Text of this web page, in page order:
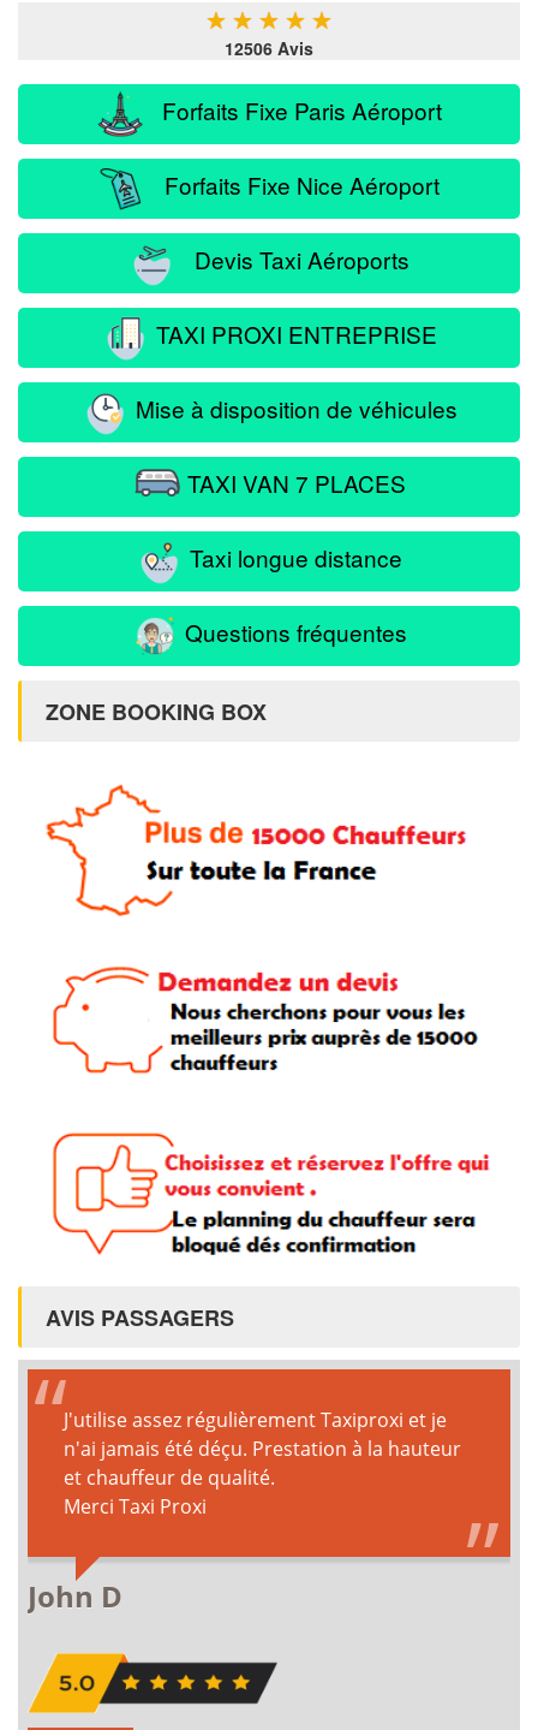
★ ★ ★ ★ ★
12506 Avis
Forfaits Fixe Paris Aéroport
Forfaits Fixe Nice Aéroport
Devis Taxi Aéroports
TAXI PROXI ENTREPRISE
Mise à disposition de véhicules
TAXI VAN 7 PLACES
Taxi longue distance
Questions fréquentes
ZONE BOOKING BOX
AVIS PASSAGERS